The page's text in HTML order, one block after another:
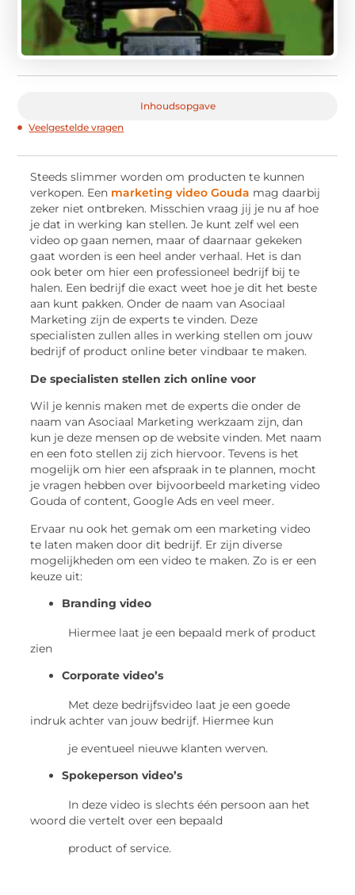
Inhoudsopgave
Veelgestelde vragen
Steeds slimmer worden om producten te kunnen
verkopen. Een marketing video Gouda mag daarbij
zeker niet ontbreken. Misschien vraag jij je nu af hoe
je dat in werking kan stellen. Je kunt zelf wel een
video op gaan nemen, maar of daarnaar gekeken
gaat worden is een heel ander verhaal. Het is dan
ook beter om hier een professioneel bedrijf bij te
halen. Een bedrijf die exact weet hoe je dit het beste
aan kunt pakken. Onder de naam van Asociaal
Marketing zijn de experts te vinden. Deze
specialisten zullen alles in werking stellen om jouw
bedrijf of product online beter vindbaar te maken.
De specialisten stellen zich online voor
Wil je kennis maken met de experts die onder de
naam van Asociaal Marketing werkzaam zijn, dan
kun je deze mensen op de website vinden. Met naam
en een foto stellen zij zich hiervoor. Tevens is het
mogelijk om hier een afspraak in te plannen, mocht
je vragen hebben over bijvoorbeeld marketing video
Gouda of content, Google Ads en veel meer.
Ervaar nu ook het gemak om een marketing video
te laten maken door dit bedrijf. Er zijn diverse
mogelijkheden om een video te maken. Zo is er een
keuze uit:
Branding video
Hiermee laat je een bepaald merk of product
zien
Corporate video’s
Met deze bedrijfsvideo laat je een goede
indruk achter van jouw bedrijf. Hiermee kun
je eventueel nieuwe klanten werven.
Spokeperson video’s
In deze video is slechts één persoon aan het
woord die vertelt over een bepaald
product of service.